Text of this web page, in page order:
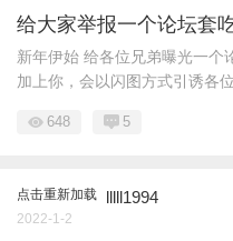
给大家举报一个论坛套
新年伊始 给各位兄弟曝光一个
加上你，会以闪图方式引诱各位
648 5
点击重新加载 lllll1994
2022-1-2